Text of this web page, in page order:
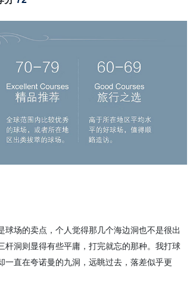
场的卖点，个人觉得那几个海边洞也不是很出
洞则显得有些平庸，打完就忘的那种。我打球
直在夸诺曼的九洞，远眺过去，落差似乎更